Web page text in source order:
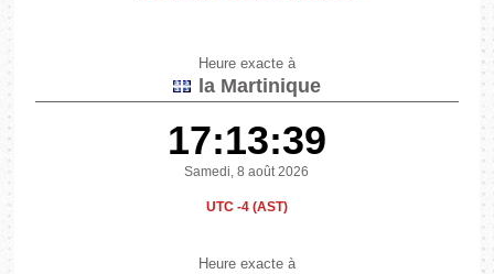
Heure exacte à
la Martinique
17:13:39
Samedi, 8 août 2026
UTC -4 (AST)
Heure exacte à